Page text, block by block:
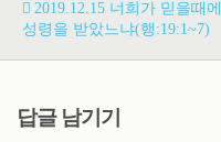
2019.12.15 너희가 믿을때에
성령을 받았느냐(행:19:1~7)
답글 남기기